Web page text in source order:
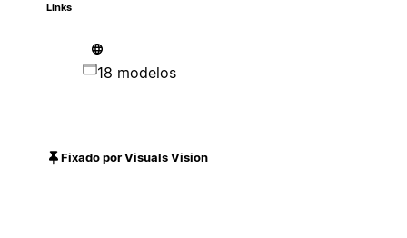
Links
18 modelos
Fixado por Visuals Vision